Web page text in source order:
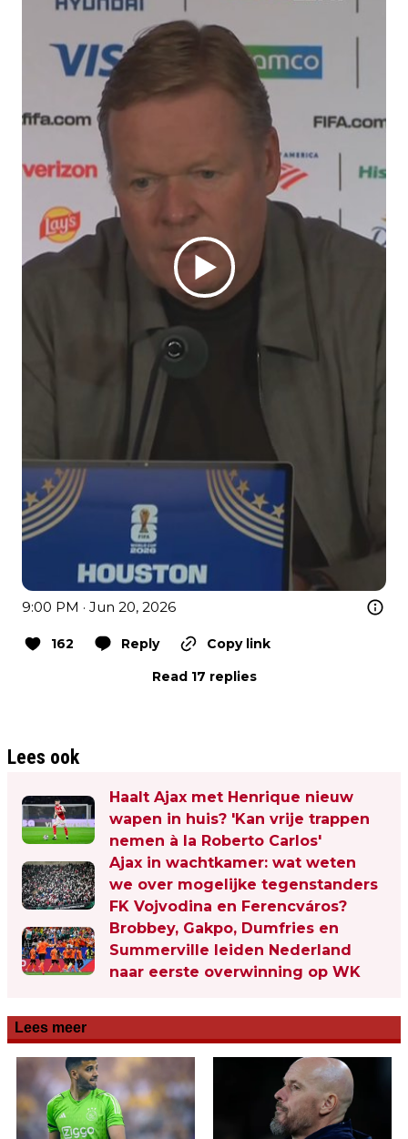
9:00 PM · Jun 20, 2026
162 Reply
Copy link
Read 17 replies
Lees ook
Haalt Ajax met Henrique nieuw
wapen in huis? 'Kan vrije trappen
nemen à la Roberto Carlos'
Ajax in wachtkamer: wat weten
we over mogelijke tegenstanders
FK Vojvodina en Ferencváros?
Brobbey, Gakpo, Dumfries en
Summerville leiden Nederland
naar eerste overwinning op WK